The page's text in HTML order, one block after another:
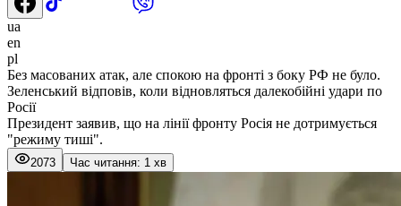
ua
en
pl
Без масованих атак, але спокою на фронті з боку РФ не було.
Зеленський відповів, коли відновляться далекобійні удари по
Росії
Президент заявив, що на лінії фронту Росія не дотримується
"режиму тиші".
2073 Час читання: 1 хв